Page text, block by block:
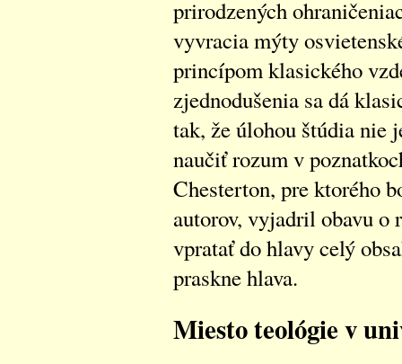
prirodzených
vyvracia mýty
princípom klasického
zjednodušenia sa dá
tak, že úlohou štúdia nie
naučiť rozum v
Chesterton, pre ktorého
autorov, vyjadril obavu
vpratať do hlavy celý
praskne hlava.
Miesto teológie v